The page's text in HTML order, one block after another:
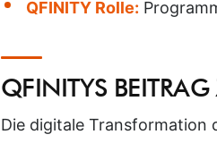
QFINITY Rolle:
QFINITYS
Die digitale Transformation